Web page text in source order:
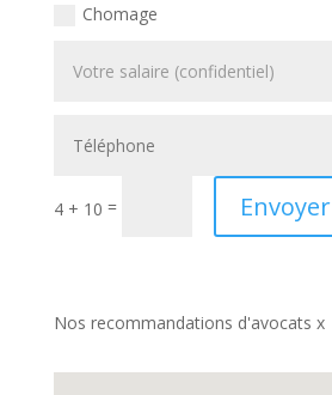
Chomage
4 + 10 = Envoyer
Nos recommandations d'avocats x